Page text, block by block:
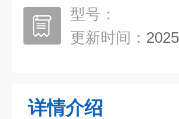
型号：
更新时间：
详情介绍